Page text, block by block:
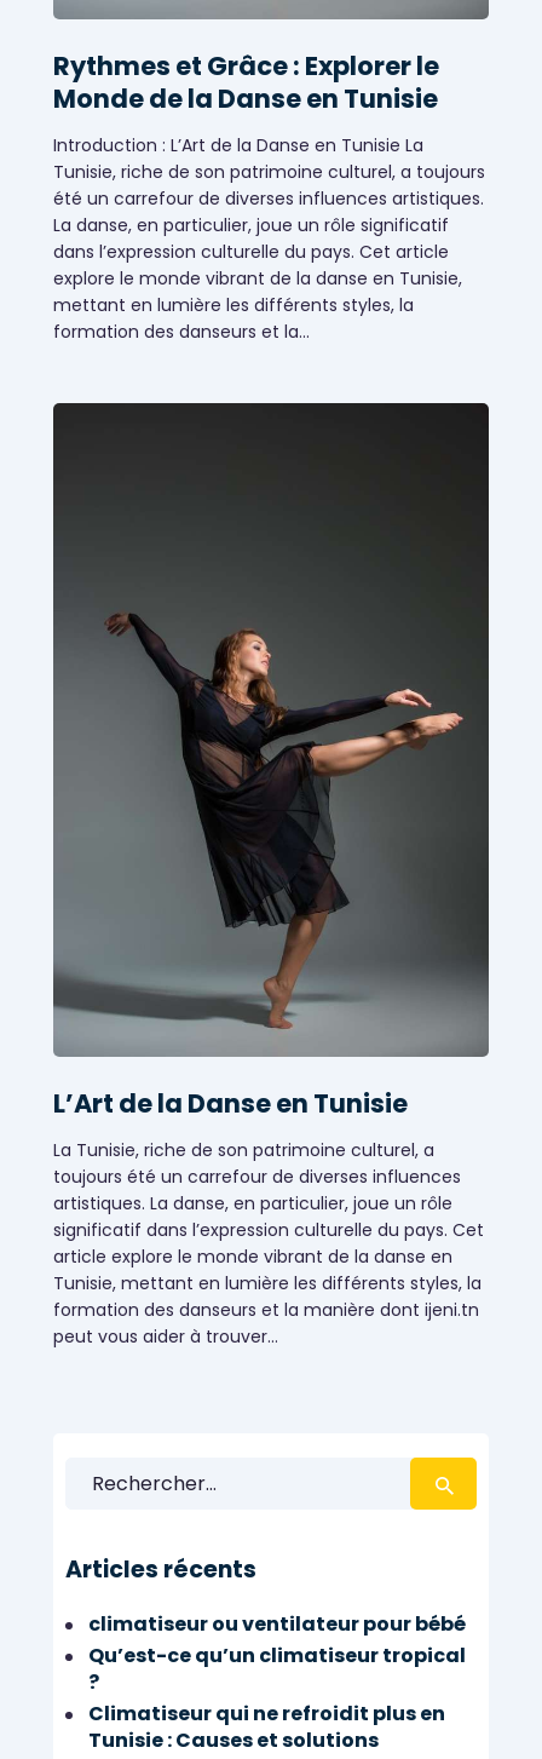
Évènementiels
Rythmes et Grâce : Explorer le
Monde de la Danse en Tunisie
Introduction : L’Art de la Danse en Tunisie La
Tunisie, riche de son patrimoine culturel, a toujours
été un carrefour de diverses influences artistiques.
La danse, en particulier, joue un rôle significatif
dans l’expression culturelle du pays. Cet article
explore le monde vibrant de la danse en Tunisie,
mettant en lumière les différents styles, la
formation des danseurs et la…
Évènementiels
L’Art de la Danse en Tunisie
La Tunisie, riche de son patrimoine culturel, a
toujours été un carrefour de diverses influences
artistiques. La danse, en particulier, joue un rôle
significatif dans l’expression culturelle du pays. Cet
article explore le monde vibrant de la danse en
Tunisie, mettant en lumière les différents styles, la
formation des danseurs et la manière dont ijeni.tn
peut vous aider à trouver…
Rechercher :
Articles récents
climatiseur ou ventilateur pour bébé
Qu’est-ce qu’un climatiseur tropical
?
Climatiseur qui ne refroidit plus en
Tunisie : Causes et solutions